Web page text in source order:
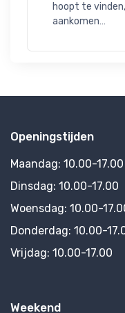
hoopt te
aankomen…
Openingstijden
Maandag: 10.00-17.00
Dinsdag: 10.00-17.00
Woensdag: 10.00-
Donderdag: 10.00-
Vrijdag: 10.00-17.00
Weekend